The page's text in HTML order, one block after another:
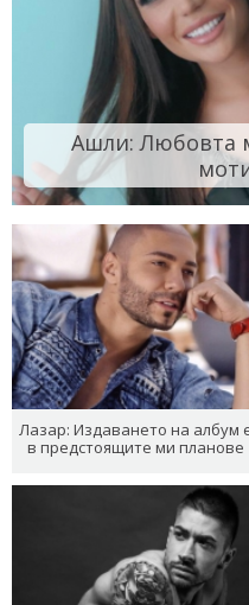
Ашли: Любовта
Лазар: Издаването на албум
в предстоящите ми планове